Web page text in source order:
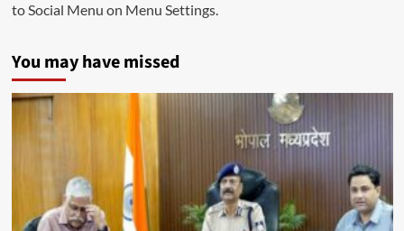
to Social Menu on Menu Settings.
You may have missed